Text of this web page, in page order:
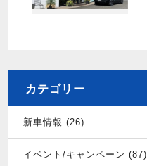
カテゴリー
新車情報 (26)
イベント/キャンペーン (87)